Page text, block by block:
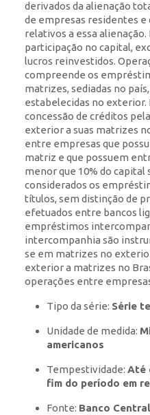
derivados da alienação
de empresas residentes e
relativos a essa
participação no capital,
lucros reinvestidos.
compreende os
matrizes, sediadas no
estabelecidas no exterior.
concessão de créditos
exterior a suas matrizes
entre empresas que
matriz e que possuem
menor que 10% do capital
considerados os
títulos, sem distinção de
efetuados entre bancos
empréstimos
intercompanhia são
se em matrizes no
exterior a matrizes no
operações entre
Tipo da série: Série
Unidade de medida:
americanos
Tempestividade: Até
fim do período em
Fonte: Banco